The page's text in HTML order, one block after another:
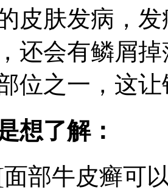
皮肤发病，
还会有鳞屑
位之一，这
想了解：
部牛皮癣可